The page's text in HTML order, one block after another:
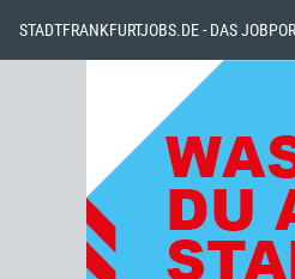
STADTFRANKFURTJOBS.DE - DAS